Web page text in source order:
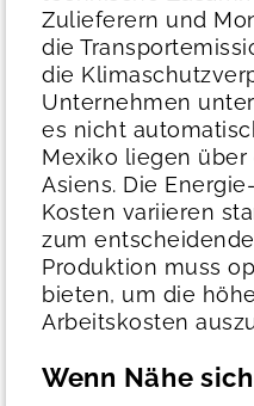
Zulieferern und
die
die
Unternehmen
es nicht
Mexiko liegen über
Asiens. Die
Kosten variieren
zum
Produktion muss
bieten, um die
Arbeitskosten
Wenn Nähe